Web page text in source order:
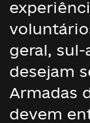
geral,
desejam
Armadas
devem